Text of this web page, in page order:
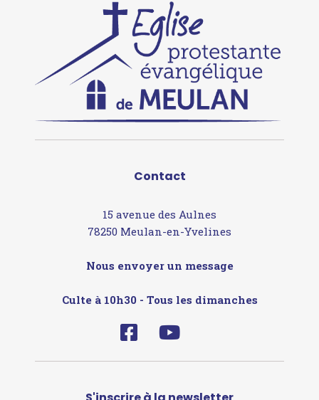
Contact
15 avenue des Aulnes
78250 Meulan-en-Yvelines
Nous envoyer un message
Culte à 10h30 - Tous les dimanches